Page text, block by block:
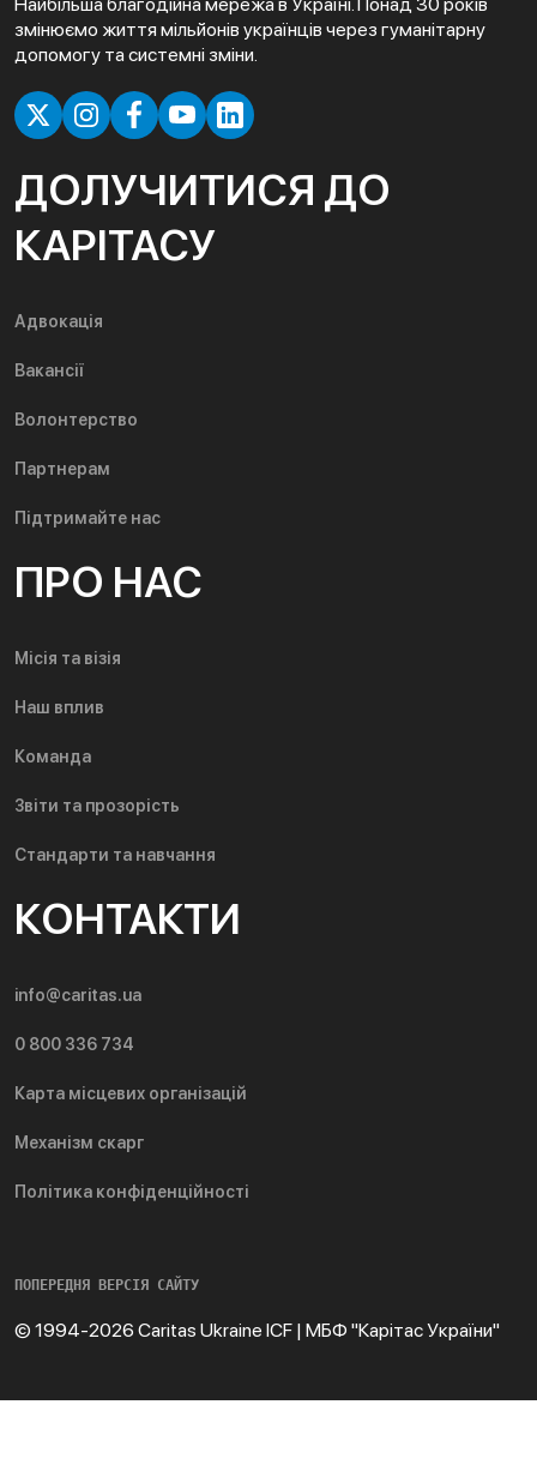
змінюємо життя мільйонів українців через гуманітарну
допомогу та системні зміни.
ДОЛУЧИТИСЯ ДО
КАРІТАСУ
Адвокація
Вакансії
Волонтерство
Партнерам
Підтримайте нас
ПРО НАС
Місія та візія
Наш вплив
Команда
Звіти та прозорість
Стандарти та навчання
КОНТАКТИ
info@caritas.ua
0 800 336 734
Карта місцевих організацій
Механізм скарг
Політика конфіденційності
ПОПЕРЕДНЯ ВЕРСІЯ САЙТУ
© 1994-2026 Caritas Ukraine ICF | МБФ "Карітас України"